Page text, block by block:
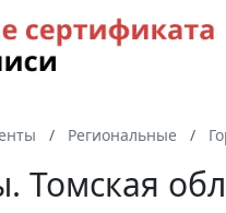
Региональные
Томская